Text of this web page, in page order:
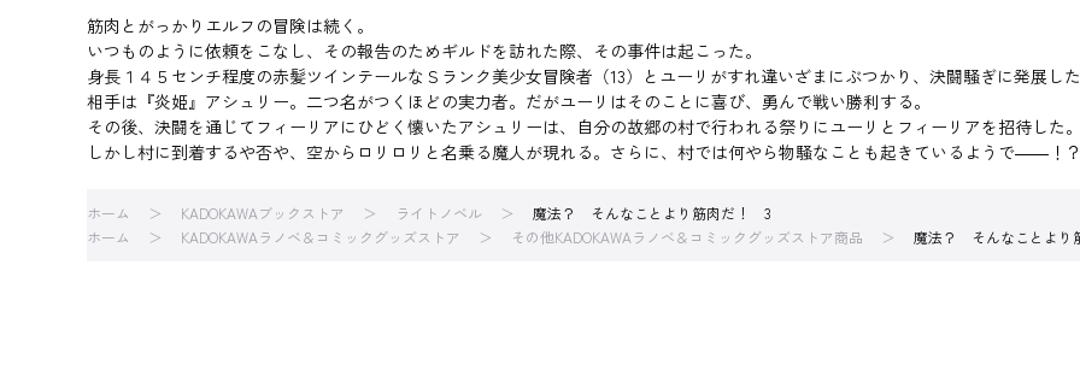
筋肉とがっかりエルフの冒険は続く。
いつものように依頼をこなし、その報告のためギルドを訪れた際、その事件は起こった。
身長１４５センチ程度の赤髪ツインテールなＳランク美少女冒険者（13）とユーリがすれ違いざまにぶつかり、決闘騒ぎに発展した
相手は『炎姫』アシュリー。二つ名がつくほどの実力者。だがユーリはそのことに喜び、勇んで戦い勝利する。
その後、決闘を通じてフィーリアにひどく懐いたアシュリーは、自分の故郷の村で行われる祭りにユーリとフィーリアを招待した。
しかし村に到着するや否や、空からロリロリと名乗る魔人が現れる。さらに、村では何やら物騒なことも起きているようで――！？
ホーム KADOKAWAブックストア ライトノベル
魔法？ そんなことより筋肉だ！ 3
ホーム
KADOKAWAラノベ＆コミックグッズストア その他KADOKAWAラノベ＆コミックグッズストア商品 魔法？ そんなことより